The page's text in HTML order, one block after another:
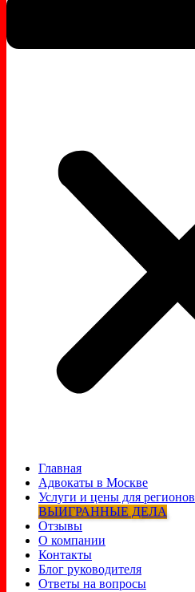
Главная
Адвокаты в Москве
Услуги и цены для регионов
ВЫИГРАННЫЕ ДЕЛА
Отзывы
О компании
Контакты
Блог руководителя
Ответы на вопросы